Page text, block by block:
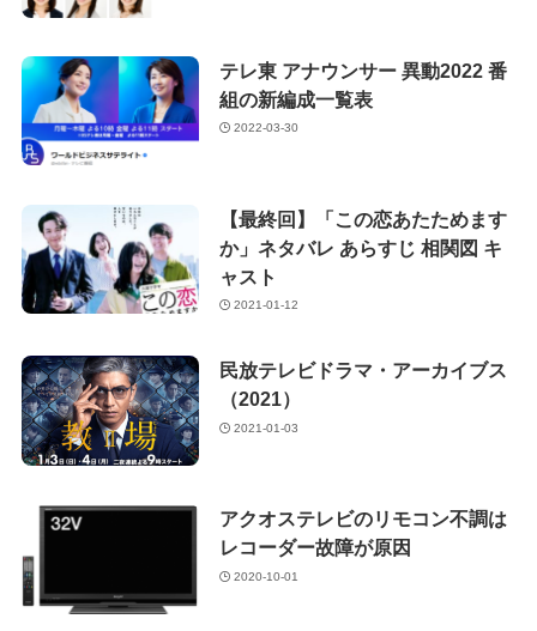
テレ東 アナウンサー 異動2022 番
組の新編成一覧表
2022-03-30
【最終回】「この恋あたためます
か」ネタバレ あらすじ 相関図 キ
ャスト
2021-01-12
民放テレビドラマ・アーカイブス
（2021）
2021-01-03
アクオステレビのリモコン不調は
レコーダー故障が原因
2020-10-01